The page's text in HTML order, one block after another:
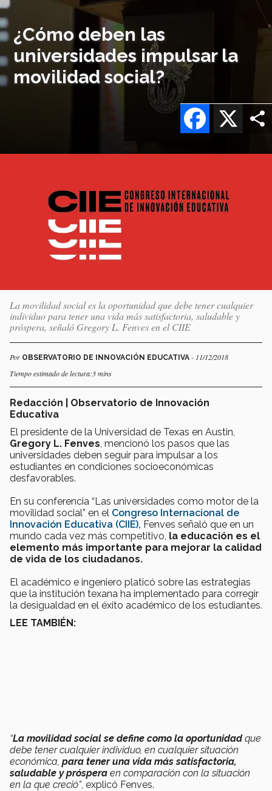
¿Cómo deben las
universidades impulsar la
movilidad social?
X
Facebook
La movilidad social es la oportunidad que debe tener cualquier
individuo para tener una vida más satisfactoria, saludable y
próspera, señaló Gregory L. Fenves en el CIIE
Por OBSERVATORIO DE INNOVACIÓN EDUCATIVA - 11/12/2018
Tiempo estimado de lectura:3 mins
Redacción | Observatorio de Innovación
Educativa
El presidente de la Universidad de Texas en Austin,
Gregory L. Fenves , mencionó los pasos que las
universidades deben seguir para impulsar a los
estudiantes en condiciones socioeconómicas
desfavorables.
En su conferencia “Las universidades como motor de la
movilidad social” en el Congreso Internacional de
Innovación Educativa (CIIE), Fenves señaló que en un
mundo cada vez más competitivo, la educación es el
elemento más importante para mejorar la calidad
de vida de los ciudadanos.
El académico e ingeniero platicó sobre las estrategias
que la institución texana ha implementado para corregir
la desigualdad en el éxito académico de los estudiantes.
LEE TAMBIÉN:
“La movilidad social se define como la oportunidadque
debe tener cualquier individuo, en cualquier situación
económica, para tener una vida más satisfactoria,
saludable y próspera en comparación con la situación
en la que creció”, explicó Fenves.